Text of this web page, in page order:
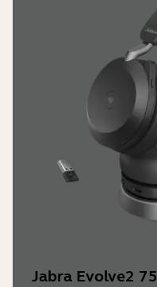
Jabra Evolve2 75